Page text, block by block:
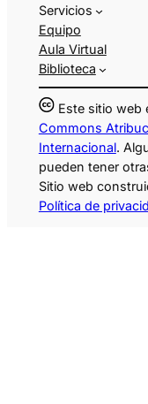
Servicios
Equipo
Aula Virtual
Biblioteca
Este sitio web
Commons
Internacional.
pueden tener
Sitio web
Política de